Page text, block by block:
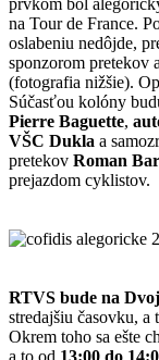
na Tour de France.
oslabeniu nedôjde,
sponzorom pretekov
(fotografia nižšie).
Súčasťou kolóny
Pierre Baguette,
VŠC Dukla a
pretekov Roman
prejazdom cyklistov.
RTVS bude na
stredajšiu časovku,
Okrem toho sa ešte
a to od 13:00 do